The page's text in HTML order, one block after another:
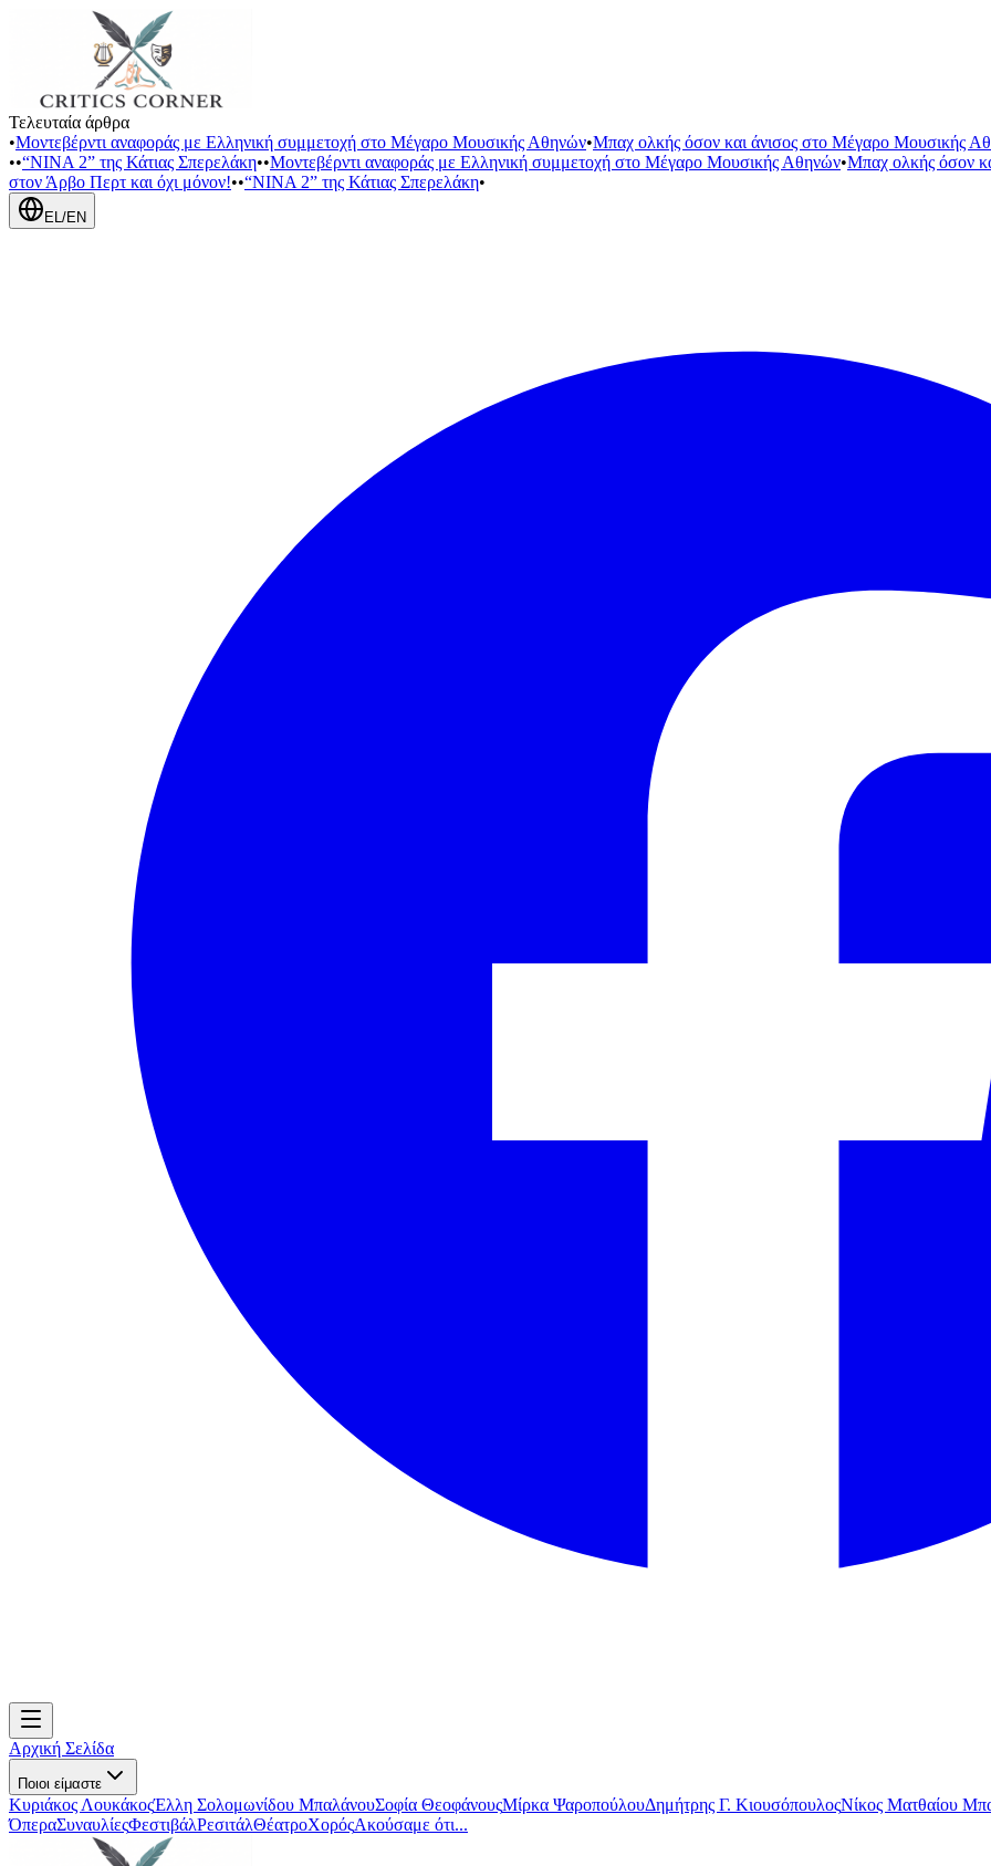
Τελευταία άρθρα
•Μοντεβέρντι αναφοράς με Ελληνική συμμετοχή στο Μέγαρο Μουσικής Αθηνών•Μπαχ ολκής όσον και άνισος στο Μέγαρο Μουσικής
••“NINA 2” της Κάτιας Σπερελάκη••Μοντεβέρντι αναφοράς με Ελληνική συμμετοχή στο Μέγαρο Μουσικής Αθηνών•Μπαχ ολκής όσον
στον Άρβο Περτ και όχι μόνον!••“NINA 2” της Κάτιας Σπερελάκη•
EL/EN
Αρχική Σελίδα
Ποιοι είμαστε
Κυριάκος ΛουκάκοςΈλλη Σολομωνίδου ΜπαλάνουΣοφία ΘεοφάνουςΜίρκα ΨαροπούλουΔημήτρης Γ. ΚιουσόπουλοςΝίκος Ματθαίου
ΌπεραΣυναυλίεςΦεστιβάλΡεσιτάλΘέατροΧορόςΑκούσαμε ότι...